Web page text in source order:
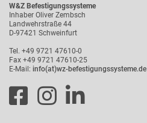
W&Z Befestigungssysteme
Inhaber Oliver Zembsch
Landwehrstraße 44
D-97421 Schweinfurt
Tel. +49 9721 47610-0
Fax +49 9721 47610-25
E-Mail: info(at)wz-befestigungssysteme.de